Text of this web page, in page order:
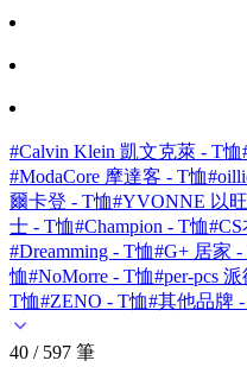
#Calvin Klein 凱文克萊 - T恤
#ModaCore 摩達客 - T恤
爾卡登 - T恤#YVONNE 以
士 - T恤#Champion - T恤
#Dreamming - T恤#G+ 居家 -
恤#NoMorre - T恤#per-pcs
T恤#ZENO - T恤#其他品牌 -
40 / 597 筆